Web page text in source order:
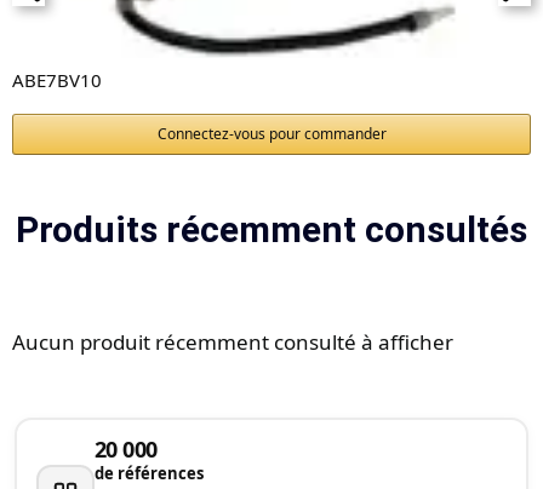
ABE7BV10
Connectez-vous pour commander
Produits récemment consultés
Aucun produit récemment consulté à afficher
20 000
de références